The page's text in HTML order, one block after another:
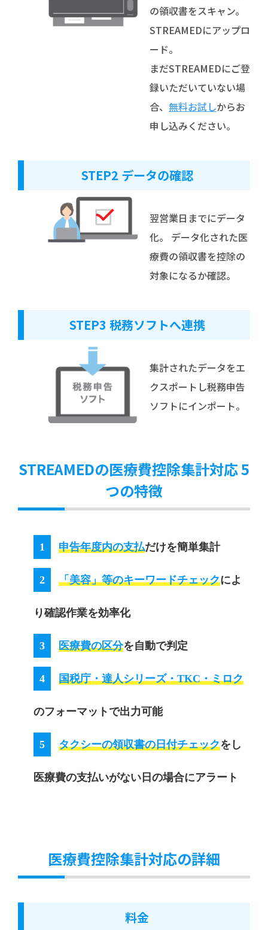
の領収書をスキャン。
STREAMEDにアップロ
ード。
まだSTREAMEDにご登
録いただいていない場
合、 無料お試しからお
申し込みください。
STEP2 データの確認
翌営業日までにデータ
化。 データ化された医
療費の領収書を控除の
対象になるか確認。
STEP3 税務ソフトへ連携
集計されたデータをエ
クスポートし税務申告
ソフトにインポート。
STREAMEDの医療費控除集計対応 5
つの特徴
1 申告年度内の支払だけを簡単集計
2 「美容」等のキーワードチェックによ
り確認作業を効率化
3 医療費の区分を自動で判定
4 国税庁・達人シリーズ・TKC・ミロク
のフォーマットで出力可能
5 タクシーの領収書の日付チェックをし
医療費の支払いがない日の場合にアラート
医療費控除集計対応の詳細
料金